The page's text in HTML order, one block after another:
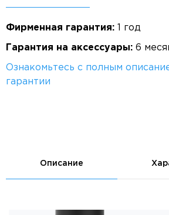
Фирменная гарантия: 1 год
Гарантия на аксессуары: 6
Ознакомьтесь с полным
гарантии
Описание